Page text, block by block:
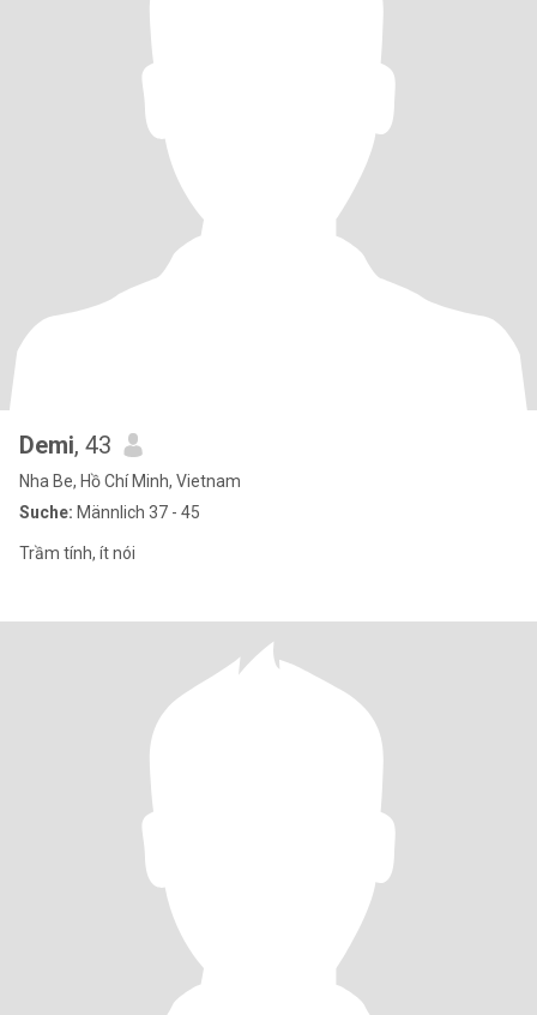
Demi, 43
Nha Be, Hồ Chí Minh, Vietnam
Suche: Männlich 37 - 45
Trầm tính, ít nói